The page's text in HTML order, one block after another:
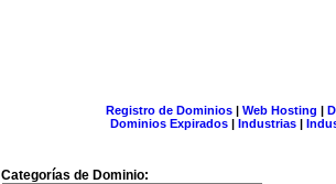
Registro de Dominios| Web Hosting |
Dominios Expirados | Industrias |
Categorías de Dominio: